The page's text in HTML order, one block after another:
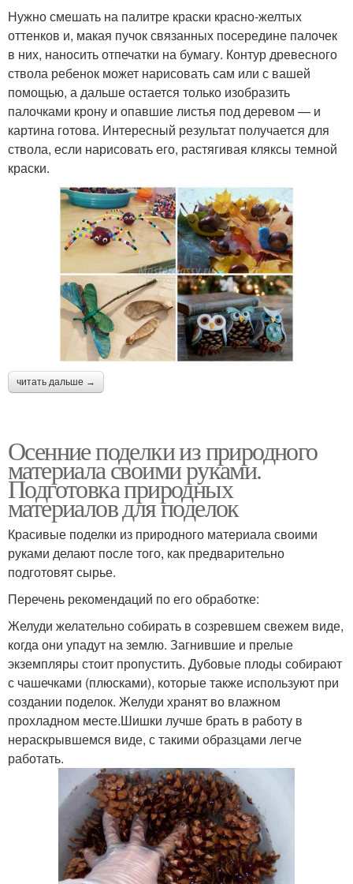
Нужно смешать на палитре краски красно-желтых
оттенков и, макая пучок связанных посередине палочек
в них, наносить отпечатки на бумагу. Контур древесного
ствола ребенок может нарисовать сам или с вашей
помощью, а дальше остается только изобразить
палочками крону и опавшие листья под деревом — и
картина готова. Интересный результат получается для
ствола, если нарисовать его, растягивая кляксы темной
краски.
читать дальше →
Осенние поделки из природного
материала своими руками.
Подготовка природных
материалов для поделок
Красивые поделки из природного материала своими
руками делают после того, как предварительно
подготовят сырье.
Перечень рекомендаций по его обработке:
Желуди желательно собирать в созревшем свежем виде,
когда они упадут на землю. Загнившие и прелые
экземпляры стоит пропустить. Дубовые плоды собирают
с чашечками (плюсками), которые также используют при
создании поделок. Желуди хранят во влажном
прохладном месте.Шишки лучше брать в работу в
нераскрывшемся виде, с такими образцами легче
работать.